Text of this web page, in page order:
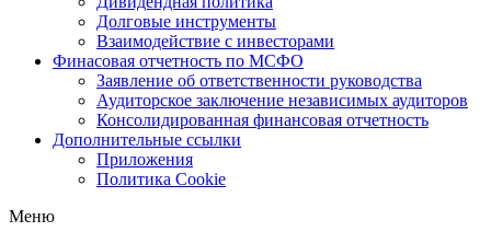
Долговые инструменты
Взаимодействие с инвеcторами
Финасовая отчетность по МСФО
Заявление об ответственности руководства
Аудиторское заключение независимых аудиторов
Консолидированная финансовая отчетность
Дополнительные ссылки
Приложения
Политика Cookie
Меню